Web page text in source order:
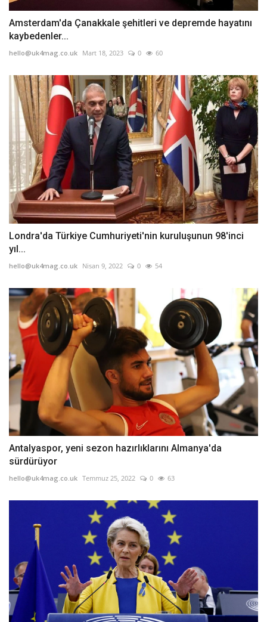
Amsterdam'da Çanakkale şehitleri ve depremde hayatını
kaybedenler...
hello@uk4mag.co.uk Mart 18, 2023 0 60
Londra'da Türkiye Cumhuriyeti'nin kuruluşunun 98'inci
yıl...
hello@uk4mag.co.uk Nisan 9, 2022 0 54
Antalyaspor, yeni sezon hazırlıklarını Almanya'da
sürdürüyor
hello@uk4mag.co.uk Temmuz 25, 2022 0 63